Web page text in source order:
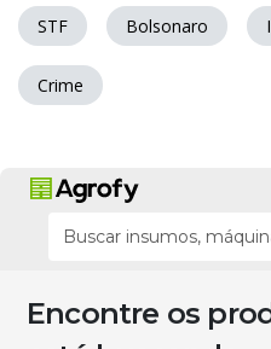
STF Bolsonaro
Crime
Encontre os